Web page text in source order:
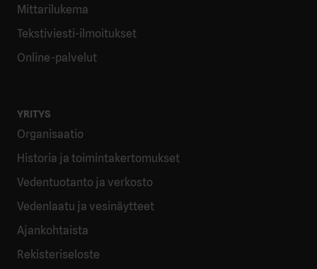
Mittarilukema
Tekstiviesti-ilmoitukset
Online-palvelut
YRITYS
Organisaatio
Historia ja toimintakertomukset
Vedentuotanto ja verkosto
Vedenlaatu ja vesinäytteet
Ajankohtaista
Rekisteriseloste